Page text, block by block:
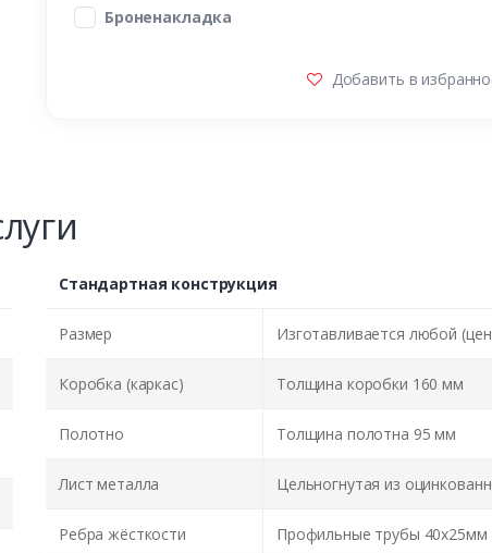
Броненакладка
Добавить в
Стандартная конструкция
Размер Изготавливается любой
Коробка (каркас) Толщина коробки 160 мм
Полотно Толщина полотна 95 мм
Лист металла Цельногнутая из
Ребра жёсткости Профильные трубы 40х25мм